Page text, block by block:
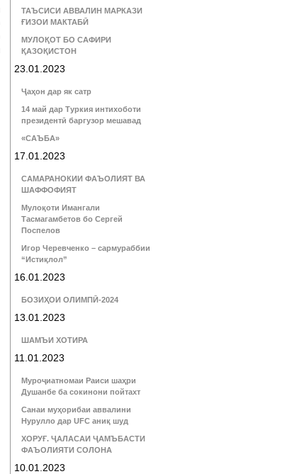
ТАЪСИСИ АВВАЛИН МАРКАЗИ
ҒИЗОИ МАКТАБӢ
МУЛОҚОТ БО САФИРИ
ҚАЗОҚИСТОН
23.01.2023
Ҷаҳон дар як сатр
14 май дар Туркия интихоботи
президентӣ баргузор мешавад
«САЪБА»
17.01.2023
САМАРАНОКИИ ФАЪОЛИЯТ ВА
ШАФФОФИЯТ
Мулоқоти Имангали
Тасмагамбетов бо Сергей
Поспелов
Игор Черевченко – сармураббии
“Истиқлол”
16.01.2023
БОЗИҲОИ ОЛИМПӢ-2024
13.01.2023
ШАМЪИ ХОТИРА
11.01.2023
Муроҷиатномаи Раиси шаҳри
Душанбе ба сокинони пойтахт
Санаи муҳорибаи аввалини
Нурулло дар UFC аниқ шуд
ХОРУҒ. ҶАЛАСАИ ҶАМЪБАСТИ
ФАЪОЛИЯТИ СОЛОНА
10.01.2023